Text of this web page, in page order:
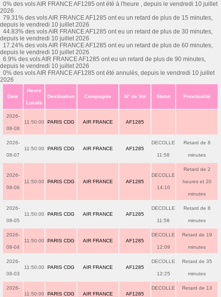
0% des vols AIR FRANCE AF1285 ont été à l'heure , depuis le vendredi 10 juillet
2026
79.31% des vols AIR FRANCE AF1285 ont eu un retard de plus de 15 minutes,
depuis le vendredi 10 juillet 2026
44.83% des vols AIR FRANCE AF1285 ont eu un retard de plus de 30 minutes,
depuis le vendredi 10 juillet 2026
17.24% des vols AIR FRANCE AF1285 ont eu un retard de plus de 60 minutes,
depuis le vendredi 10 juillet 2026
6.9% des vols AIR FRANCE AF1285 ont eu un retard de plus de 90 minutes,
depuis le vendredi 10 juillet 2026
0% des vols AIR FRANCE AF1285 ont été annulés, depuis le vendredi 10 juillet
2026
Date
Heure
Locale
Destination Compagnie N° de Vol Statut Ponctualité
2026-
08-08
11:50:00 PARIS CDG AIR FRANCE AF1285
2026-
08-07
11:50:00 PARIS CDG AIR FRANCE AF1285
DECOLLE
11:58
Retard de 8
minutes
2026-
08-06
11:50:00 PARIS CDG AIR FRANCE AF1285
DECOLLE
14:10
Retard de 2
heures et 20
minutes
2026-
08-05
11:50:00 PARIS CDG AIR FRANCE AF1285
DECOLLE
11:58
Retard de 8
minutes
2026-
08-04
11:50:00 PARIS CDG AIR FRANCE AF1285
DECOLLE
12:09
Retard de 19
minutes
2026-
08-03
11:50:00 PARIS CDG AIR FRANCE AF1285
DECOLLE
12:25
Retard de 35
minutes
2026-
11:50:00 PARIS CDG AIR FRANCE AF1285
DECOLLE Retard de 13